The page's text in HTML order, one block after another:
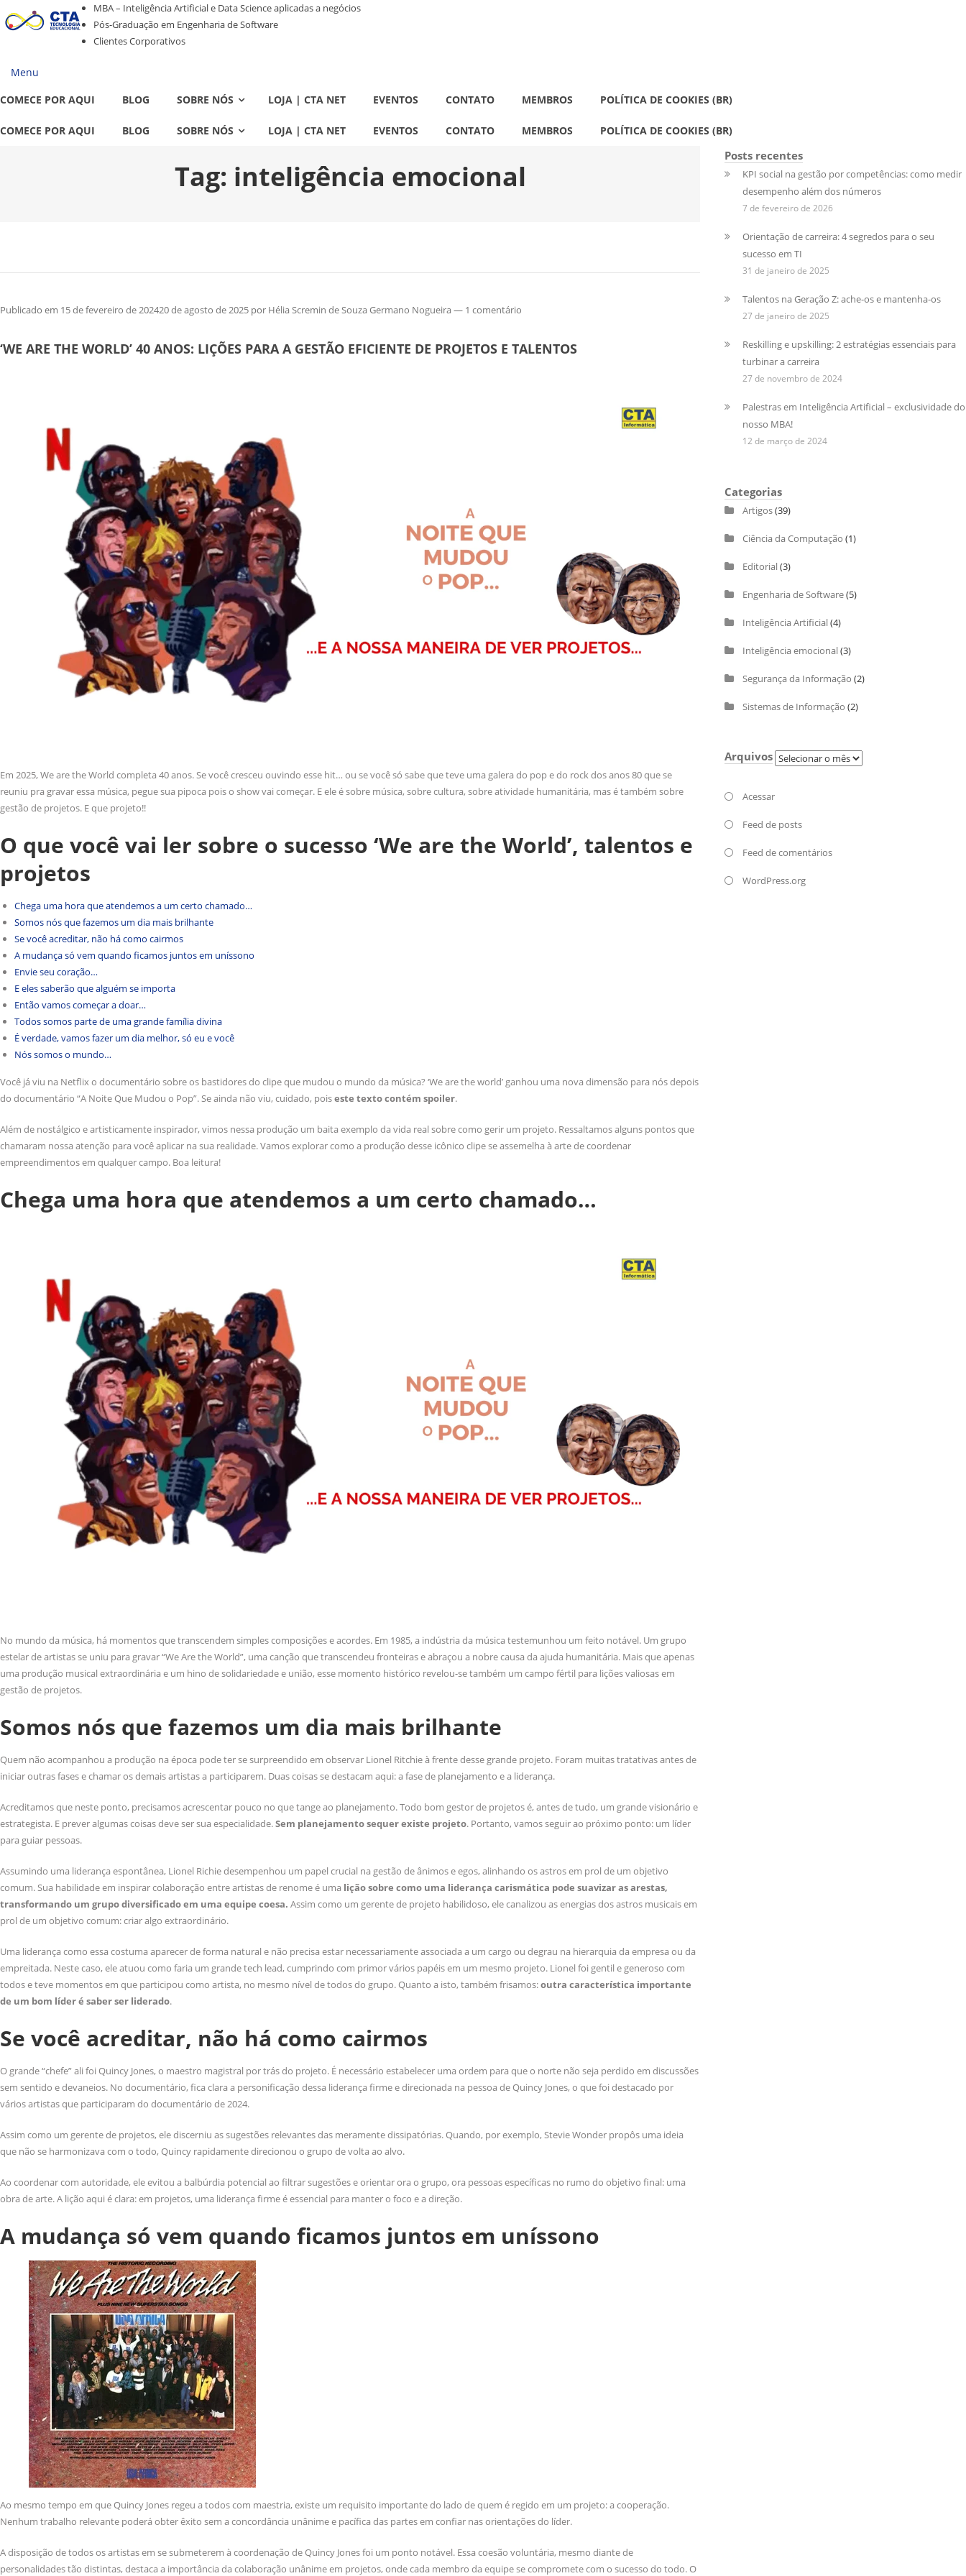
para
para
MBA – Inteligência Artificial e Data Science aplicadas a negócios
Pós-Graduação em Engenharia de Software
Clientes Corporativos
Menu
COMECE POR AQUI
BLOG SOBRE NÓS LOJA | CTA NET EVENTOS CONTATO MEMBROS POLÍTICA DE COOKIES (BR)
COMECE POR AQUI BLOG SOBRE NÓS LOJA | CTA NET EVENTOS CONTATO MEMBROS POLÍTICA DE COOKIES (BR)
Tag: inteligência emocional
Publicado em 15 de fevereiro de 202420 de agosto de 2025 por Hélia Scremin de Souza Germano Nogueira— 1 comentário
‘WE ARE THE WORLD’ 40 ANOS: LIÇÕES PARA A GESTÃO EFICIENTE DE PROJETOS E TALENTOS
Em 2025, We are the World completa 40 anos. Se você cresceu ouvindo esse hit… ou se você só sabe que teve uma galera do pop e do rock dos anos 80 que se
reuniu pra gravar essa música, pegue sua pipoca pois o show vai começar. E ele é sobre música, sobre cultura, sobre atividade humanitária, mas é também sobre
gestão de projetos. E que projeto!!
O que você vai ler sobre o sucesso ‘We are the World’, talentos e
projetos
Chega uma hora que atendemos a um certo chamado…
Somos nós que fazemos um dia mais brilhante
Se você acreditar, não há como cairmos
A mudança só vem quando ficamos juntos em uníssono
Envie seu coração…
E eles saberão que alguém se importa
Então vamos começar a doar…
Todos somos parte de uma grande família divina
É verdade, vamos fazer um dia melhor, só eu e você
Nós somos o mundo…
Você já viu na Netflix o documentário sobre os bastidores do clipe que mudou o mundo da música? ‘We are the world’ ganhou uma nova dimensão para nós depois
do documentário “A Noite Que Mudou o Pop”. Se ainda não viu, cuidado, poiseste texto contém spoiler.
Além de nostálgico e artisticamente inspirador, vimos nessa produção um baita exemplo da vida real sobre como gerir um projeto. Ressaltamos alguns pontos que
chamaram nossa atenção para você aplicar na sua realidade. Vamos explorar como a produção desse icônico clipe se assemelha à arte de coordenar
empreendimentos em qualquer campo. Boa leitura!
Chega uma hora que atendemos a um certo chamado…
No mundo da música, há momentos que transcendem simples composições e acordes. Em 1985, a indústria da música testemunhou um feito notável. Um grupo
estelar de artistas se uniu para gravar “We Are the World”, uma canção que transcendeu fronteiras e abraçou a nobre causa da ajuda humanitária. Mais que apenas
uma produção musical extraordinária e um hino de solidariedade e união, esse momento histórico revelou-se também um campo fértil para lições valiosas em
gestão de projetos.
Somos nós que fazemos um dia mais brilhante
Quem não acompanhou a produção na época pode ter se surpreendido em observar Lionel Ritchie à frente desse grande projeto. Foram muitas tratativas antes de
iniciar outras fases e chamar os demais artistas a participarem. Duas coisas se destacam aqui: a fase de planejamento e a liderança.
Acreditamos que neste ponto, precisamos acrescentar pouco no que tange ao planejamento. Todo bom gestor de projetos é, antes de tudo, um grande visionário e
estrategista. E prever algumas coisas deve ser sua especialidade.Sem planejamento sequer existe projeto. Portanto, vamos seguir ao próximo ponto: um líder
para guiar pessoas.
Assumindo uma liderança espontânea, Lionel Richie desempenhou um papel crucial na gestão de ânimos e egos, alinhando os astros em prol de um objetivo
comum. Sua habilidade em inspirar colaboração entre artistas de renome é uma lição sobre como uma liderança carismática pode suavizar as arestas,
transformando um grupo diversificado em uma equipe coesa. Assim como um gerente de projeto habilidoso, ele canalizou as energias dos astros musicais em
prol de um objetivo comum: criar algo extraordinário.
Uma liderança como essa costuma aparecer de forma natural e não precisa estar necessariamente associada a um cargo ou degrau na hierarquia da empresa ou da
empreitada. Neste caso, ele atuou como faria um grande tech lead, cumprindo com primor vários papéis em um mesmo projeto. Lionel foi gentil e generoso com
todos e teve momentos em que participou como artista, no mesmo nível de todos do grupo. Quanto a isto, também frisamos:outra característica importante
de um bom líder é saber ser liderado.
Se você acreditar, não há como cairmos
O grande “chefe” ali foi Quincy Jones, o maestro magistral por trás do projeto. É necessário estabelecer uma ordem para que o norte não seja perdido em discussões
sem sentido e devaneios. No documentário, fica clara a personificação dessa liderança firme e direcionada na pessoa de Quincy Jones, o que foi destacado por
vários artistas que participaram do documentário de 2024.
Assim como um gerente de projetos, ele discerniu as sugestões relevantes das meramente dissipatórias. Quando, por exemplo, Stevie Wonder propôs uma ideia
que não se harmonizava com o todo, Quincy rapidamente direcionou o grupo de volta ao alvo.
Ao coordenar com autoridade, ele evitou a balbúrdia potencial ao filtrar sugestões e orientar ora o grupo, ora pessoas específicas no rumo do objetivo final: uma
obra de arte. A lição aqui é clara: em projetos, uma liderança firme é essencial para manter o foco e a direção.
A mudança só vem quando ficamos juntos em uníssono
Ao mesmo tempo em que Quincy Jones regeu a todos com maestria, existe um requisito importante do lado de quem é regido em um projeto: a cooperação.
Nenhum trabalho relevante poderá obter êxito sem a concordância unânime e pacífica das partes em confiar nas orientações do líder.
A disposição de todos os artistas em se submeterem à coordenação de Quincy Jones foi um ponto notável. Essa coesão voluntária, mesmo diante de
personalidades tão distintas, destaca a importância da colaboração unânime em projetos, onde cada membro da equipe se compromete com o sucesso do todo. O
Posts recentes
KPI social na gestão por competências: como medir
desempenho além dos números
7 de fevereiro de 2026
Orientação de carreira: 4 segredos para o seu
sucesso em TI
31 de janeiro de 2025
Talentos na Geração Z: ache-os e mantenha-os
27 de janeiro de 2025
Reskilling e upskilling: 2 estratégias essenciais para
turbinar a carreira
27 de novembro de 2024
Palestras em Inteligência Artificial – exclusividade do
nosso MBA!
12 de março de 2024
Categorias
Artigos(39)
Ciência da Computação (1)
Editorial(3)
Engenharia de Software(5)
Inteligência Artificial(4)
Inteligência emocional(3)
Segurança da Informação (2)
Sistemas de Informação (2)
ArquivosArquivos
Acessar
Feed de posts
Feed de comentários
WordPress.org